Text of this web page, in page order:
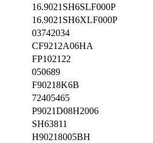
16.9021SH6SLF000P
16.9021SH6XLF000P
03742034
CF9212A06HA
FP102122
050689
F90218K6B
72405465
P9021D08H2006
SH63811
H90218005BH